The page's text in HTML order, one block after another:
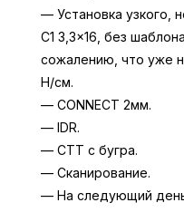
— Установка узкого,
C1 3,3×16, без
сожалению, что уже
Н/см.
— CONNECT 2мм.
— IDR.
— СТТ с бугра.
— Сканирование.
— На следующий